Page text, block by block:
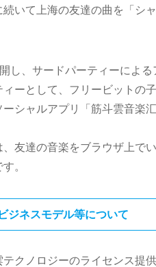
いて上海の友達の曲を「シ
し、サードパーティーによ
ーとして、フリービットの
シャルアプリ「筋斗雲音楽
、友達の音楽をブラウザ上で
。
ジネスモデル等について
クノロジーのライセンス提